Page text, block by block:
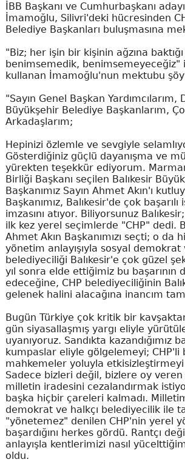
İBB Başkanı ve Cumhurbaşkanı
İmamoğlu, Silivri'deki hücresinden
Belediye Başkanları buluşmasına
"Biz; her işin bir kişinin ağzına baktığı
benimsemedik, benimsemeyeceğiz"
kullanan İmamoğlu'nun mektubu
"Sayın Genel Başkan Yardımcılarım,
Büyükşehir Belediye Başkanlarım,
Arkadaşlarım;
Hepinizi özlemle ve sevgiyle
Gösterdiğiniz güçlü dayanışma ve
yürekten teşekkür ediyorum.
Birliği Başkanı seçilen Balıkesir
Başkanımız Sayın Ahmet Akın'ı
Başkanımız, Balıkesir'de çok başarılı
imzasını atıyor. Biliyorsunuz
ilk kez yerel seçimlerde "CHP" dedi.
Ahmet Akın Başkanımızı seçti; o da
yönetim anlayışıyla sosyal demokrat
belediyeciliği Balıkesir'e çok güzel
yıl sonra elde ettiğimiz bu başarının
edeceğine, CHP belediyeciliğinin
gelenek halini alacağına inancım
Bugün Türkiye çok kritik bir
gün siyasallaşmış yargı eliyle
uyanıyoruz. Sandıkta kazandığımız
kumpaslar eliyle gölgelemeyi; CHP'li
mahkemeler yoluyla
Sadece bizleri değil, bizlere oy
milletin iradesini cezalandırmak
başka hiçbir çareleri kalmadı.
demokrat ve halkçı belediyecilik ile
"yönetemez" denilen CHP'nin yerel
başardığını herkes gördü. Rantçı
anlayışla kentlerimizi nasıl
oldu.